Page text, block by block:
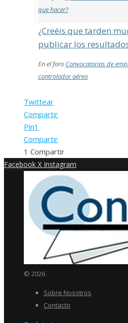
que hacer?
¿Creéis que tarden
publicar los
En el foro Convocatorias de
controlador aéreo
Twittear
Compartir
Pin1
Compartir
1 Compartir
Facebook X Instagram
© 2026
Sobre Nosotros
Contacto